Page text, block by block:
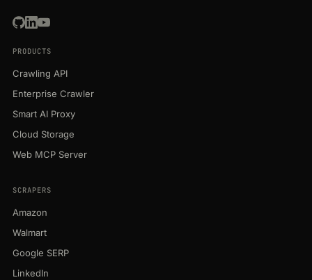
PRODUCTS
Crawling API
Enterprise Crawler
Smart AI Proxy
Cloud Storage
Web MCP Server
SCRAPERS
Amazon
Walmart
Google SERP
LinkedIn